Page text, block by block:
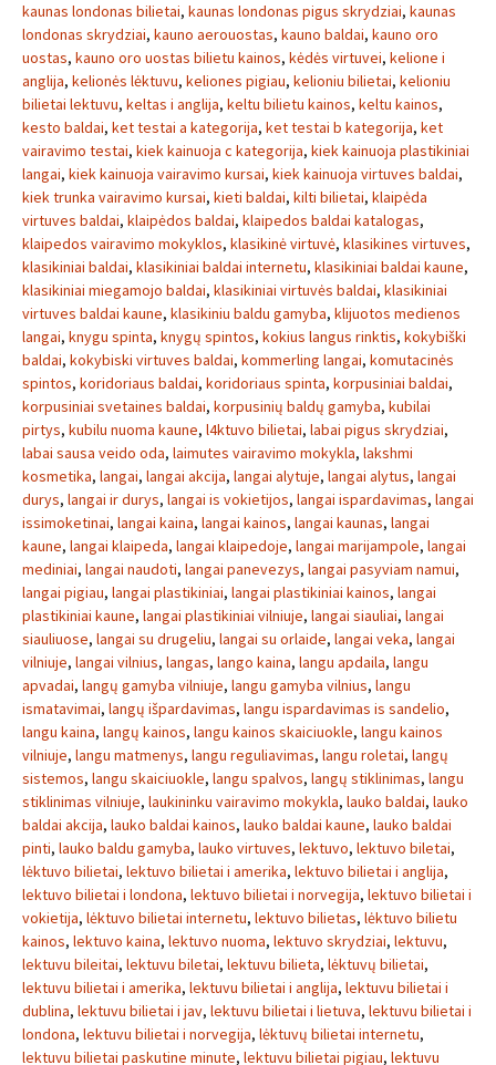
kaunas londonas bilietai, kaunas londonas pigus skrydziai, kaunas
londonas skrydziai, kauno aerouostas, kauno baldai, kauno oro
uostas, kauno oro uostas bilietu kainos, kėdės virtuvei, kelione i
anglija, kelionės lėktuvu, keliones pigiau, kelioniu bilietai, kelioniu
bilietai lektuvu, keltas i anglija, keltu bilietu kainos, keltu kainos,
kesto baldai, ket testai a kategorija, ket testai b kategorija, ket
vairavimo testai, kiek kainuoja c kategorija, kiek kainuoja plastikiniai
langai, kiek kainuoja vairavimo kursai, kiek kainuoja virtuves baldai,
kiek trunka vairavimo kursai, kieti baldai, kilti bilietai, klaipėda
virtuves baldai, klaipėdos baldai, klaipedos baldai katalogas,
klaipedos vairavimo mokyklos, klasikinė virtuvė, klasikines virtuves,
klasikiniai baldai, klasikiniai baldai internetu, klasikiniai baldai kaune,
klasikiniai miegamojo baldai, klasikiniai virtuvės baldai, klasikiniai
virtuves baldai kaune, klasikiniu baldu gamyba, klijuotos medienos
langai, knygu spinta, knygų spintos, kokius langus rinktis, kokybiški
baldai, kokybiski virtuves baldai, kommerling langai, komutacinės
spintos, koridoriaus baldai, koridoriaus spinta, korpusiniai baldai,
korpusiniai svetaines baldai, korpusinių baldų gamyba, kubilai
pirtys, kubilu nuoma kaune, l4ktuvo bilietai, labai pigus skrydziai,
labai sausa veido oda, laimutes vairavimo mokykla, lakshmi
kosmetika, langai, langai akcija, langai alytuje, langai alytus, langai
durys, langai ir durys, langai is vokietijos, langai ispardavimas, langai
issimoketinai, langai kaina, langai kainos, langai kaunas, langai
kaune, langai klaipeda, langai klaipedoje, langai marijampole, langai
mediniai, langai naudoti, langai panevezys, langai pasyviam namui,
langai pigiau, langai plastikiniai, langai plastikiniai kainos, langai
plastikiniai kaune, langai plastikiniai vilniuje, langai siauliai, langai
siauliuose, langai su drugeliu, langai su orlaide, langai veka, langai
vilniuje, langai vilnius, langas, lango kaina, langu apdaila, langu
apvadai, langų gamyba vilniuje, langu gamyba vilnius, langu
ismatavimai, langų išpardavimas, langu ispardavimas is sandelio,
langu kaina, langų kainos, langu kainos skaiciuokle, langu kainos
vilniuje, langu matmenys, langu reguliavimas, langu roletai, langų
sistemos, langu skaiciuokle, langu spalvos, langų stiklinimas, langu
stiklinimas vilniuje, laukininku vairavimo mokykla, lauko baldai, lauko
baldai akcija, lauko baldai kainos, lauko baldai kaune, lauko baldai
pinti, lauko baldu gamyba, lauko virtuves, lektuvo, lektuvo biletai,
lėktuvo bilietai, lektuvo bilietai i amerika, lektuvo bilietai i anglija,
lektuvo bilietai i londona, lektuvo bilietai i norvegija, lektuvo bilietai i
vokietija, lėktuvo bilietai internetu, lektuvo bilietas, lėktuvo bilietu
kainos, lektuvo kaina, lektuvo nuoma, lektuvo skrydziai, lektuvu,
lektuvu bileitai, lektuvu biletai, lektuvu bilieta, lėktuvų bilietai,
lektuvu bilietai i amerika, lektuvu bilietai i anglija, lektuvu bilietai i
dublina, lektuvu bilietai i jav, lektuvu bilietai i lietuva, lektuvu bilietai i
londona, lektuvu bilietai i norvegija, lėktuvų bilietai internetu,
lektuvu bilietai paskutine minute, lektuvu bilietai pigiau, lektuvu